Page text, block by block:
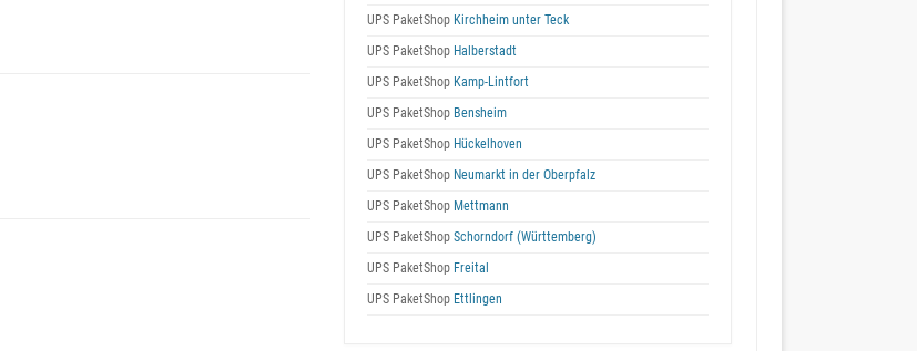
UPS PaketShop Kirchheim unter Teck
UPS PaketShop Halberstadt
UPS PaketShop Kamp-Lintfort
UPS PaketShop Bensheim
UPS PaketShop Hückelhoven
UPS PaketShop Neumarkt in der Oberpfalz
UPS PaketShop Mettmann
UPS PaketShop Schorndorf (Württemberg)
UPS PaketShop Freital
UPS PaketShop Ettlingen